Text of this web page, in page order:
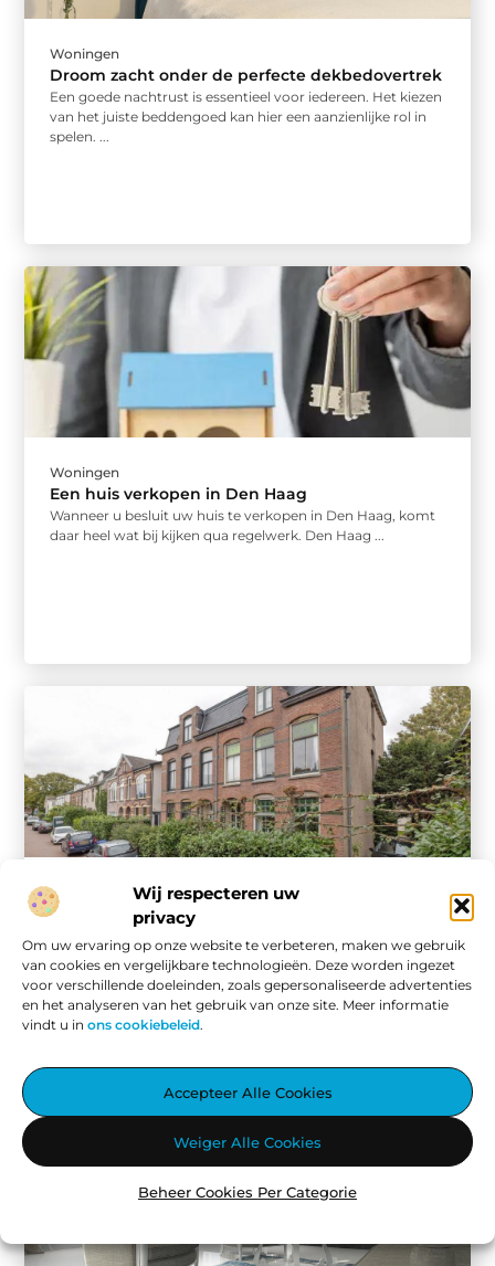
Wij respecteren uw
privacy
Om uw ervaring op onze website te verbeteren, maken we gebruik
van cookies en vergelijkbare technologieën. Deze worden ingezet
voor verschillende doeleinden, zoals gepersonaliseerde advertenties
en het analyseren van het gebruik van onze site. Meer informatie
vindt u in ons cookiebeleid.
Accepteer Alle Cookies
Weiger Alle Cookies
Beheer Cookies Per Categorie
Woningen
Droom zacht onder de perfecte dekbedovertrek
Een goede nachtrust is essentieel voor iedereen. Het kiezen
van het juiste beddengoed kan hier een aanzienlijke rol in
spelen. ...
Woningen
Een huis verkopen in Den Haag
Wanneer u besluit uw huis te verkopen in Den Haag, komt
daar heel wat bij kijken qua regelwerk. Den Haag ...
Woningen
De waarde van een taxateur nabij de Gooische
Het inschakelen van een taxateur nabij de Gooische Meren
is een cruciale stap wanneer u overweegt uw woning in
deze ...